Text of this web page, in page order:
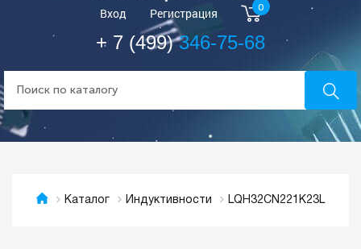
Вход Регистрация 0
+ 7 (499)346-75-68
Каталог Индуктивности LQH32CN221K23L